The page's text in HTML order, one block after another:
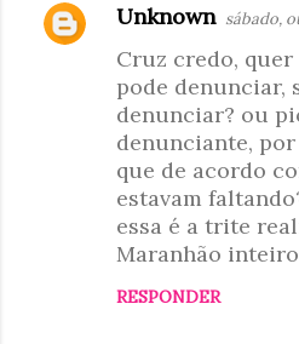
C
Unknown sábado,
Cruz credo,
pode denunciar,
denunciar? ou
denunciante,
que de acordo
estavam
essa é a trite
Maranhão
RESPONDER